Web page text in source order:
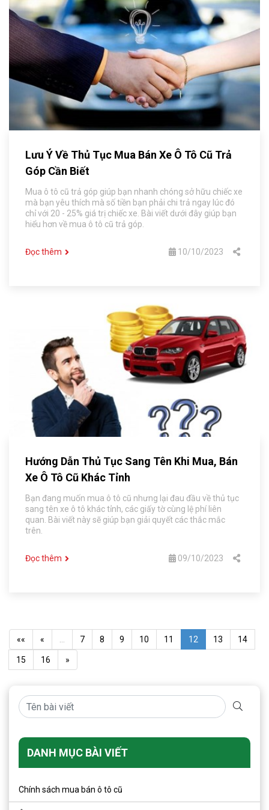
Lưu Ý Về Thủ Tục Mua Bán Xe Ô Tô Cũ Trả
Góp Cần Biết
Mua ô tô cũ trả góp giúp bạn nhanh chóng sở hữu chiếc xe
mà bạn yêu thích mà số tiền bạn phải chi trả ngay lúc đó
chỉ với 20 - 25% giá trị chiếc xe. Bài viết dưới đây giúp bạn
hiểu hơn về mua ô tô cũ trả góp.
Đọc thêm 10/10/2023
Hướng Dẫn Thủ Tục Sang Tên Khi Mua, Bán
Xe Ô Tô Cũ Khác Tỉnh
Bạn đang muốn mua ô tô cũ nhưng lại đau đầu về thủ tục
sang tên xe ô tô khác tỉnh, các giấy tờ cùng lệ phí liên
quan. Bài viết này sẽ giúp bạn giải quyết các thắc mắc
trên.
Đọc thêm 09/10/2023
«« « 7 8 9 10 11 12 13 14
15 16 »
DANH MỤC BÀI VIẾT
Chính sách mua bán ô tô cũ